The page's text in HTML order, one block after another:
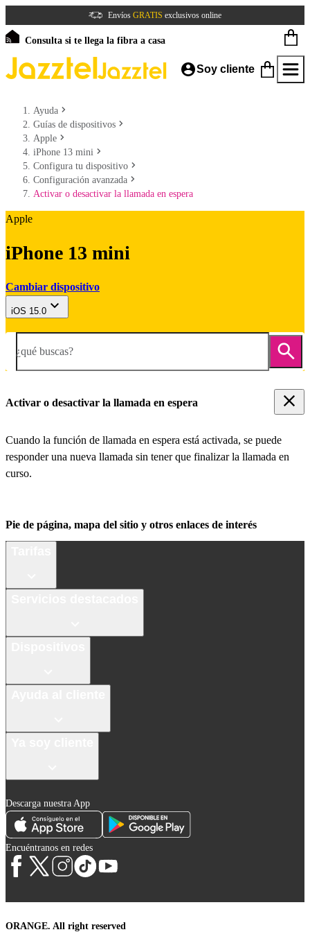
Envíos GRATIS exclusivos online
Consulta si te llega la fibra a casa
Soy cliente
Ayuda
Guías de dispositivos
Apple
iPhone 13 mini
Configura tu dispositivo
Configuración avanzada
Activar o desactivar la llamada en espera
Apple
iPhone 13 mini
Cambiar dispositivo
iOS 15.0
¿qué buscas?
Activar o desactivar la llamada en espera
Cuando la función de llamada en espera está activada, se puede
responder una nueva llamada sin tener que finalizar la llamada en
curso.
Pie de página, mapa del sitio y otros enlaces de interés
Descarga nuestra App
Encuéntranos en redes
ORANGE. All right reserved